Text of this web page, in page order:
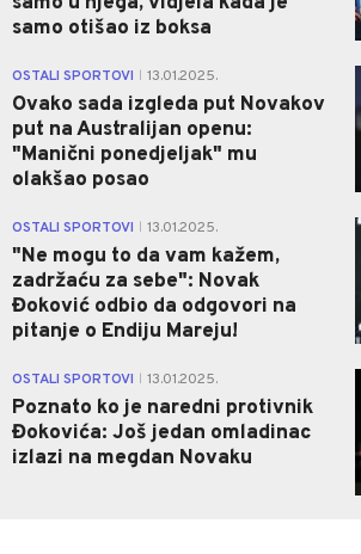
samo otišao iz boksa
OSTALI SPORTOVI 13.01.2025.
Ovako sada izgleda put Novakov
put na Australijan openu:
"Manični ponedjeljak" mu
olakšao posao
OSTALI SPORTOVI 13.01.2025.
"Ne mogu to da vam kažem,
zadržaću za sebe": Novak
Đoković odbio da odgovori na
pitanje o Endiju Mareju!
OSTALI SPORTOVI 13.01.2025.
Poznato ko je naredni protivnik
Đokovića: Još jedan omladinac
izlazi na megdan Novaku